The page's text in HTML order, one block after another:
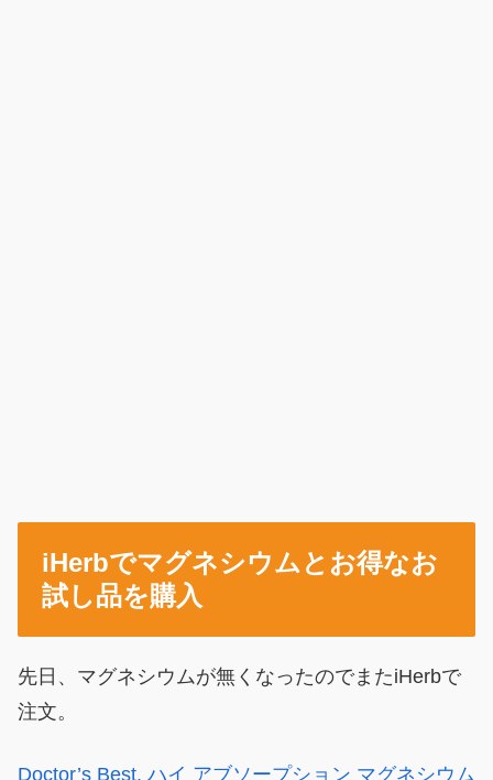
iHerbでマグネシウムとお得なお
試し品を購入
先日、マグネシウムが無くなったのでまたiHerbで
注文。
Doctor’s Best, ハイ アブソープション マグネシウム